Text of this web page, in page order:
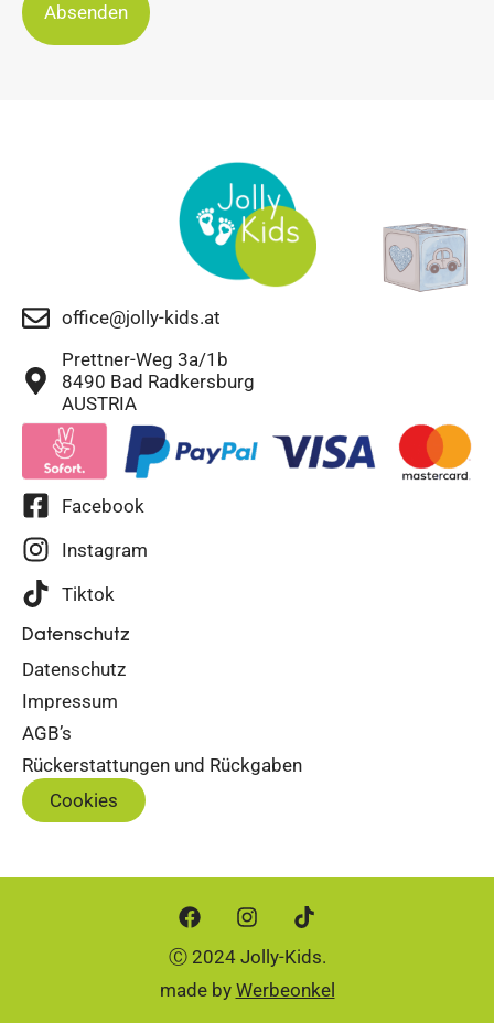
Absenden
office@jolly-kids.at
Prettner-Weg 3a/1b
8490 Bad Radkersburg
AUSTRIA
Facebook
Instagram
Tiktok
Datenschutz
Datenschutz
Impressum
AGB’s
Rückerstattungen und Rückgaben
Cookies
made by Werbeonkel
Ⓒ 2024 Jolly-Kids.